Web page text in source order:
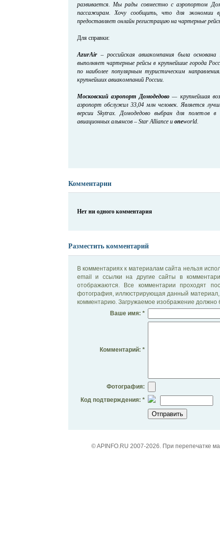
развивается. Мы рады совместно с аэропортом
пассажирам. Хочу сообщить, что для экономии
предоставляет онлайн регистрацию на чартерные
Для справки:
AzurAir– российская авиакомпания была основана
выполняет чартерные рейсы в крупнейшие города
по наиболее популярным туристическим
крупнейших авиакомпаний России.
Московский аэропорт Домодедово— крупнейшая
аэропорт обслужил 33,04 млн человек. Является
версии Skytrax. Домодедово выбран для полетов
авиационных альянсов – Star Alliance и oneworld.
Комментарии
Нет ни одного комментария
Разместить комментарий
В комментариях к материалам сайта нельзя
email и ссылки на другие сайты в
отображаются. Все комментарии проходят
фотография, иллюстрирующая данный материал,
комментарию. Загружаемое изображение должно
Ваше имя: *
Комментарий: *
Фотография:
Код подтверждения: *
© APINFO.RU 2007-2026. При перепечатке